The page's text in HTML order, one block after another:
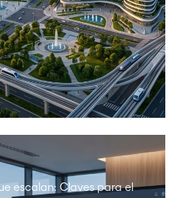
escalan: Claves para el